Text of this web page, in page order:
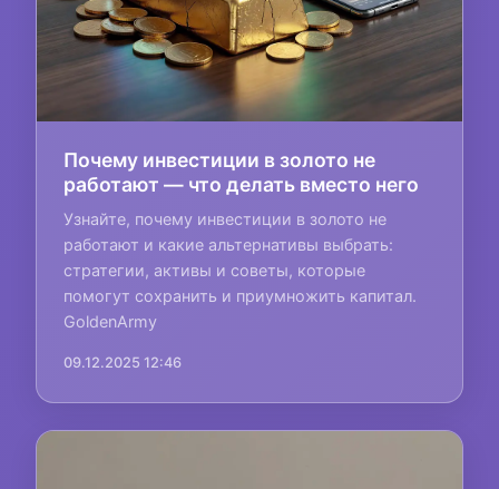
Почему инвестиции в золото не
работают — что делать вместо него
Узнайте, почему инвестиции в золото не
работают и какие альтернативы выбрать:
стратегии, активы и советы, которые
помогут сохранить и приумножить капитал.
GoldenArmy
09.12.2025 12:46